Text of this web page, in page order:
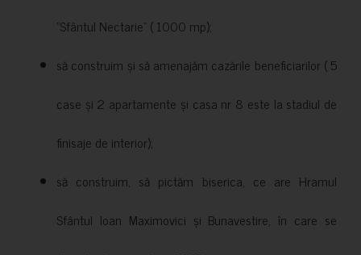
”Sfântul Nectarie” ( 1000 mp);
să construim și să amenajăm cazările beneficiarilor ( 5
case și 2 apartamente și casa nr 8 este la stadiul de
finisaje de interior);
să construim, să pictăm biserica, ce are Hramul
Sfântul Ioan Maximovici și Bunavestire, în care se